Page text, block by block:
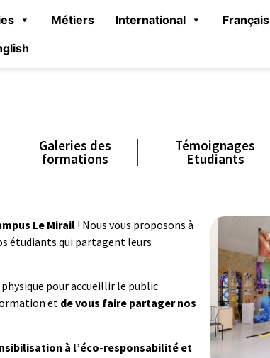
Métiers International
Français
Galeries des
formations
Témoignages
Etudiants
Le Mirail! Nous vous proposons à
étudiants qui partagent leurs
pour accueillir le public
et de vous faire partager nos
à l’éco-responsabilité et